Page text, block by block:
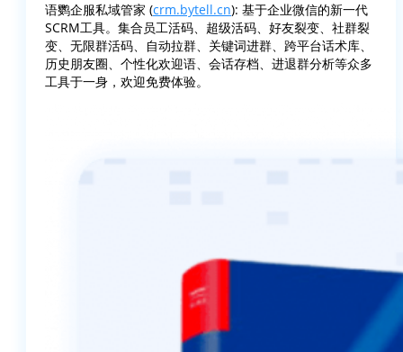
语鹦企服私域管家 (crm.bytell.cn): 基于企业微信的新一代
SCRM工具。集合员工活码、超级活码、好友裂变、社群裂
变、无限群活码、自动拉群、关键词进群、跨平台话术库、
历史朋友圈、个性化欢迎语、会话存档、进退群分析等众多
工具于一身，欢迎免费体验。